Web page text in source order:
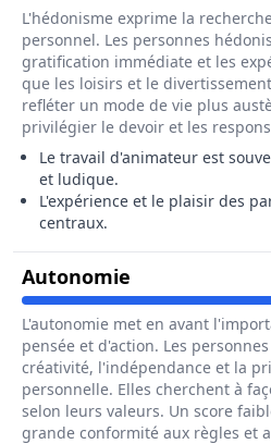
L'hédonisme exprime la
personnel. Les personnes
gratification immédiate et les
que les loisirs et le
refléter un mode de vie plus
privilégier le devoir et les
Le travail d'animateur est
et ludique.
L'expérience et le plaisir des
centraux.
Autonomie Pour Le
L'autonomie met en avant
pensée et d'action. Les
créativité, l'indépendance et la
personnelle. Elles cherchent à
selon leurs valeurs. Un score
grande conformité aux règles et